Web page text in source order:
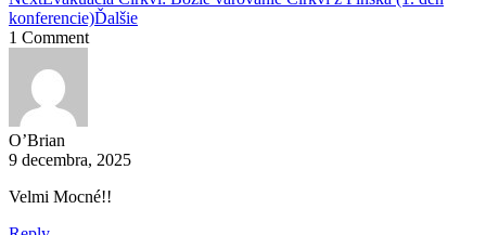
konferencie)Ďalšie
1 Comment
O’Brian
9 decembra, 2025
Velmi Mocné!!